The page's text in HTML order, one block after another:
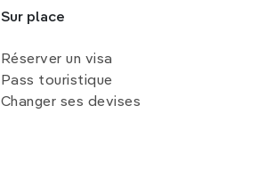
Sur place
Réserver un visa
Pass touristique
Changer ses devises